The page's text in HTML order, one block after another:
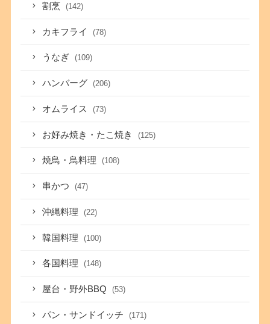
割烹 (142)
カキフライ (78)
うなぎ (109)
ハンバーグ (206)
オムライス (73)
お好み焼き・たこ焼き (125)
焼鳥・鳥料理 (108)
串かつ (47)
沖縄料理 (22)
韓国料理 (100)
各国料理 (148)
屋台・野外BBQ (53)
パン・サンドイッチ (171)